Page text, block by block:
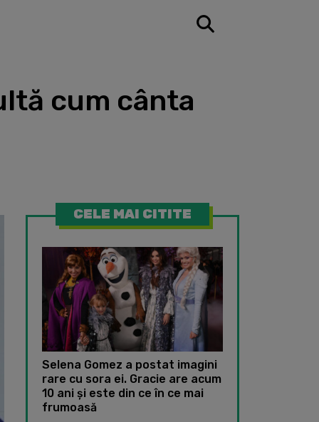
cum cânta
CELE MAI CITITE
Selena Gomez a postat imagini
rare cu sora ei. Gracie are acum
10 ani și este din ce în ce mai
frumoasă